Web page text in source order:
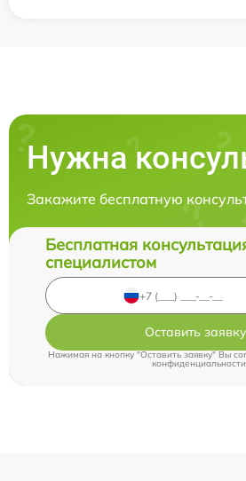
Нужна
Закажите бесплатную
Бесплатная
специалистом
Оставить заявку
Нажимая на кнопку "Оставить заявку" Вы
конфиденциальности